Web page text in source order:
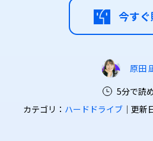
今すぐ
原田
5分で読
カテゴリ： ハードドライブ｜更新